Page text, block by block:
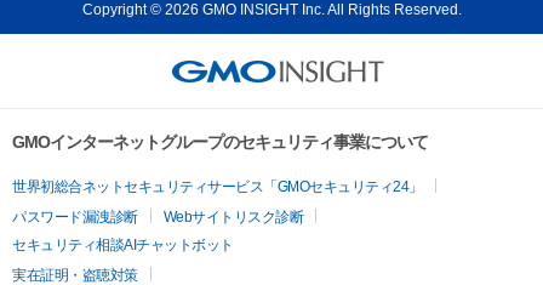
Copyright © 2026 GMO INSIGHT Inc. All Rights Reserved.
GMOインターネットグループのセキュリティ事業について
世界初総合ネットセキュリティサービス「GMOセキュリティ24」
パスワード漏洩診断
Webサイトリスク診断
セキュリティ相談AIチャットボット
実在証明・盗聴対策